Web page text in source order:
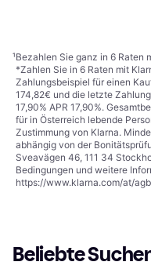
¹Bezahlen Sie ganz in 6 Raten
*Zahlen Sie in 6 Raten mit
Zahlungsbeispiel für einen
174,82€ und die letzte
17,90% APR 17,90%.
für in Österreich lebende
Zustimmung von Klarna.
abhängig von der
Sveavägen 46, 111 34
Bedingungen und weitere
https://www.klarna.com/at/
Beliebte